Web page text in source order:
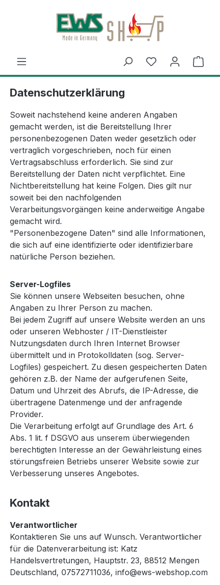
Zum Hauptinhalt springen
Du hast 0
Datenschutzerklärung
Soweit nachstehend keine anderen Angaben
gemacht werden, ist die Bereitstellung Ihrer
personenbezogenen Daten weder gesetzlich oder
vertraglich vorgeschrieben, noch für einen
Vertragsabschluss erforderlich. Sie sind zur
Bereitstellung der Daten nicht verpflichtet. Eine
Nichtbereitstellung hat keine Folgen. Dies gilt nur
soweit bei den nachfolgenden
Verarbeitungsvorgängen keine anderweitige Angabe
gemacht wird.
"Personenbezogene Daten" sind alle Informationen,
die sich auf eine identifizierte oder identifizierbare
natürliche Person beziehen.
Server-Logfiles
Sie können unsere Webseiten besuchen, ohne
Angaben zu Ihrer Person zu machen.
Bei jedem Zugriff auf unsere Website werden an uns
oder unseren Webhoster / IT-Dienstleister
Nutzungsdaten durch Ihren Internet Browser
übermittelt und in Protokolldaten (sog. Server-
Logfiles) gespeichert. Zu diesen gespeicherten Daten
gehören z.B. der Name der aufgerufenen Seite,
Datum und Uhrzeit des Abrufs, die IP-Adresse, die
übertragene Datenmenge und der anfragende
Provider.
Die Verarbeitung erfolgt auf Grundlage des Art. 6
Abs. 1 lit. f DSGVO aus unserem überwiegenden
berechtigten Interesse an der Gewährleistung eines
störungsfreien Betriebs unserer Website sowie zur
Verbesserung unseres Angebotes.
Kontakt
Verantwortlicher
Kontaktieren Sie uns auf Wunsch. Verantwortlicher
für die Datenverarbeitung ist: Katz
Handelsvertretungen, Hauptstr. 23, 88512 Mengen
Deutschland, 07572711036, info@ews-webshop.com